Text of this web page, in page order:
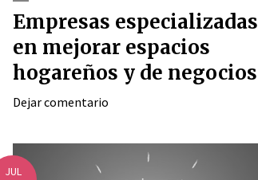
Empresas especializadas
en mejorar espacios
hogareños y de negocios
Dejar comentario
JUL